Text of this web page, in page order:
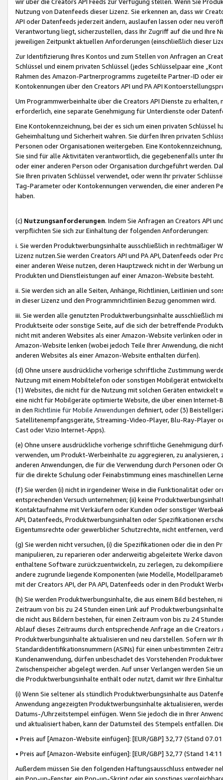
Nutzung von Datenfeeds dieser Lizenz. Sie erkennen an, dass wir
API oder Datenfeeds jederzeit ändern, auslaufen lassen oder neu
Verantwortung liegt, sicherzustellen, dass Ihr Zugriff auf die und Ihre
jeweiligen Zeitpunkt aktuellen Anforderungen (einschließlich dieser
Zur Identifizierung Ihres Kontos und zum Stellen von Anfragen an
Schlüssel und einem privaten Schlüssel (jedes Schlüsselpaar eine
Rahmen des Amazon-Partnerprogramms zugeteilte Partner-ID oder
Kontokennungen über den Creators API und PA API
Um Programmwerbeinhalte über die Creators API Dienste zu
erforderlich, eine separate Genehmigung für Unterdienste oder
Eine Kontokennzeichnung, bei der es sich um einen privaten
Geheimhaltung und Sicherheit wahren. Sie dürfen Ihren privaten
Personen oder Organisationen weitergeben. Eine
Sie sind für alle Aktivitäten verantwortlich, die gegebenenfalls unter
oder einer anderen Person oder Organisation durchgeführt werden.
Sie Ihren privaten Schlüssel verwendet, oder wenn Ihr privater
Tag-Parameter oder Kontokennungen verwenden, die einer anderen
haben.
(c) Nutzungsanforderungen. Indem Sie Anfragen an Creators API
verpflichten Sie sich zur Einhaltung der folgenden Anforderungen:
i. Sie werden Produktwerbungsinhalte ausschließlich in rechtmäßiger
Lizenz nutzen.Sie werden Creators API und PA API, Datenfeeds oder
einer anderen Weise nutzen, deren Hauptzweck nicht in der Werbung
Produkten und Dienstleistungen auf einer Amazon-Website besteht.
ii. Sie werden sich an alle Seiten, Anhänge, Richtlinien, Leitlinien und
in dieser Lizenz und den Programmrichtlinien Bezug genommen wird.
iii. Sie werden alle genutzten Produktwerbungsinhalte ausschließlich
Produktseite oder sonstige Seite, auf die sich der betreffende
nicht mit anderen Websites als einer Amazon-Website verlinken oder
Amazon-Website lenken (wobei jedoch Teile Ihrer Anwendung, die
anderen Websites als einer Amazon-Website enthalten dürfen).
(d) Ohne unsere ausdrückliche vorherige schriftliche Zustimmung
Nutzung mit einem Mobiltelefon oder sonstigen Mobilgerät
(1) Websites, die nicht für die Nutzung mit solchen Geräten
eine nicht für Mobilgeräte optimierte Website, die über einen
in den Richtlinie für Mobile Anwendungen definiert, oder (3)
Satellitenempfangsgeräte, Streaming-Video-Player, Blu-Ray-Player
Cast oder Vizio Internet-Apps).
(e) Ohne unsere ausdrückliche vorherige schriftliche Genehmigung
verwenden, um Produkt-Werbeinhalte zu aggregieren, zu
anderen Anwendungen, die für die Verwendung durch Personen
für die direkte Schulung oder Feinabstimmung eines maschinellen
(f) Sie werden (i) nicht in irgendeiner Weise in die Funktionalität oder
entsprechenden Versuch unternehmen; (ii) keine
Kontaktaufnahme mit Verkäufern oder Kunden oder sonstiger
API, Datenfeeds, Produktwerbungsinhalten oder Spezifikationen
Eigentumsrechte oder gewerblicher Schutzrechte, nicht entfernen,
(g) Sie werden nicht versuchen, (i) die Spezifikationen oder die in
manipulieren, zu reparieren oder anderweitig abgeleitete Werke
enthaltene Software zurückzuentwickeln, zu zerlegen, zu
andere zugrunde liegende Komponenten (wie Modelle,
mit der Creators API, der PA API, Datenfeeds oder in den Produkt
(h) Sie werden Produktwerbungsinhalte, die aus einem Bild bestehen,
Zeitraum von bis zu 24 Stunden einen Link auf
die nicht aus Bildern bestehen, für einen Zeitraum von bis zu 24
Ablauf dieses Zeitraums durch entsprechende Anfrage an die
Produktwerbungsinhalte aktualisieren und neu darstellen. Sofern wir
Standardidentifikationsnummern (ASINs) für einen unbestimmten
Kundenanwendung, dürfen unbeschadet des Vorstehenden
Zwischenspeicher abgelegt werden. Auf unser Verlangen werden Sie
die Produktwerbungsinhalte enthält oder nutzt, damit wir Ihre
(i) Wenn Sie seltener als stündlich Produktwerbungsinhalte aus
Anwendung angezeigten Produktwerbungsinhalte aktualisieren,
Datums-/Uhrzeitstempel einfügen. Wenn Sie jedoch die in Ihrer
und aktualisiert haben, kann der Datumsteil des Stempels entfallen.
• Preis auf [Amazon-Website einfügen]: [EUR/GBP] 32,77 (Stand
• Preis auf [Amazon-Website einfügen]: [EUR/GBP] 32,77 (Stand
Außerdem müssen Sie den folgenden Haftungsausschluss entweder
ein Pop-up-Fenster, ein Pop-up-Skript oder ein sonstiges